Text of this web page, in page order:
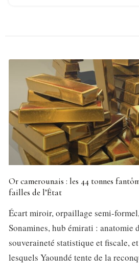
Or camerounais : les 44 tonnes
failles de l’État
Écart miroir, orpaillage semi-
Sonamines, hub émirati : anatomie
souveraineté statistique et fiscale,
lesquels Yaoundé tente de la